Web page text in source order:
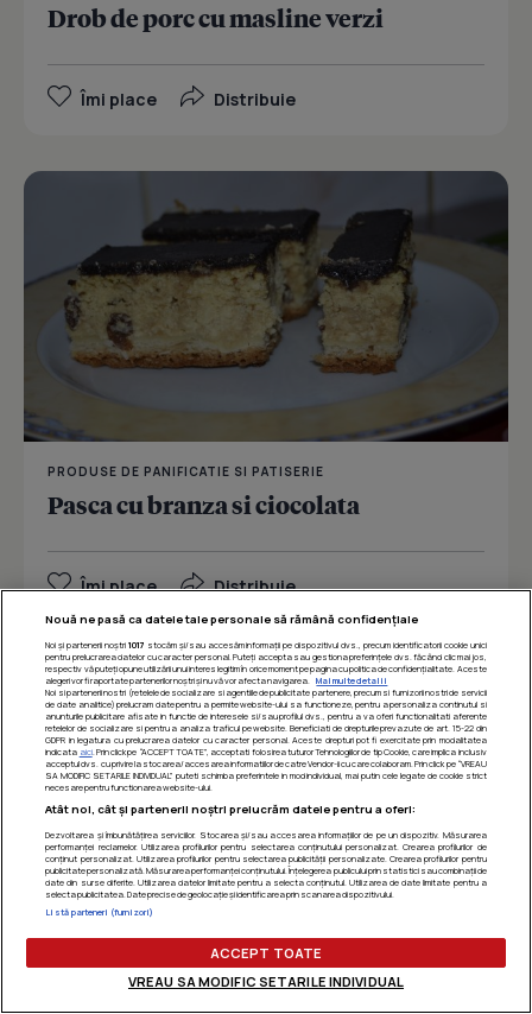
Drob de porc cu masline verzi
Îmi place Distribuie
PRODUSE DE PANIFICATIE SI PATISERIE
Pasca cu branza si ciocolata
Îmi place Distribuie
Oua umplute
Nouă ne pasă ca datele tale personale să rămână confidențiale
Noi și partenerii noștri 1017 stocăm și/sau accesăm informații pe dispozitivul dvs., precum identificatorii cookie unici
pentru prelucrarea datelor cu caracter personal. Puteți accepta sau gestiona preferințele dvs. făcând clic mai jos,
respectiv vă puteți opune utilizării unui interes legitim în orice moment pe pagina cu politica de confidențialitate. Aceste
alegeri vor fi raportate partenerilor noștri și nu vă vor afecta navigarea.
Mai multe detalii
Noi si partenerii nostri (retelele de socializare si agentiile de publicitate partenere, precum si furnizorii nostri de servicii
de date analitice) prelucram date pentru a permite website-ului sa functioneze, pentru a personaliza continutul si
anunturile publicitare afisate in functie de interesele si/sau profilul dvs., pentru a va oferi functionalitati aferente
retelelor de socializare si pentru a analiza traficul pe website. Beneficiati de drepturile prevazute de art. 15-22 din
GDPR in legatura cu prelucrarea datelor cu caracter personal. Aceste drepturi pot fi exercitate prin modalitatea
indicata aici. Prin click pe “ACCEPT TOATE”, acceptati folosirea tuturor Tehnologiilor de tip Cookie, care implica inclusiv
acceptul dvs. cu privire la stocarea/accesarea informatiilor de catre Vendor-ii cu care colaboram. Prin click pe “VREAU
SA MODIFIC SETARILE INDIVIDUAL” puteti schimba preferintele in mod individual, mai putin cele legate de cookie strict
necesare pentru functionarea website-ului.
Atât noi, cât și partenerii noștri prelucrăm datele pentru a oferi:
Dezvoltarea și îmbunătățirea serviciilor. Stocarea și/sau accesarea informațiilor de pe un dispozitiv. Măsurarea
performanței reclamelor. Utilizarea profilurilor pentru selectarea conținutului personalizat. Crearea profilurilor de
conținut personalizat. Utilizarea profilurilor pentru selectarea publicității personalizate. Crearea profilurilor pentru
publicitate personalizată. Măsurarea performanței conținutului. Înțelegerea publicului prin statistici sau combinații de
date din surse diferite. Utilizarea datelor limitate pentru a selecta conținutul. Utilizarea de date limitate pentru a
selecta publicitatea. Date precise de geolocație și identificarea prin scanarea dispozitivului.
Listă parteneri (furnizori)
ACCEPT TOATE
VREAU SA MODIFIC SETARILE INDIVIDUAL